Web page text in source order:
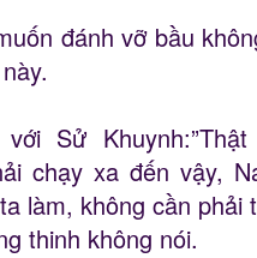
đánh vỡ bầu
Sử
chạy xa đến vậy,
làm, không cần phải
thinh không nói.